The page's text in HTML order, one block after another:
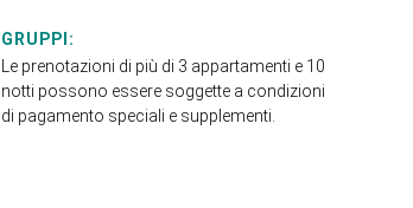
GRUPPI:
Le prenotazioni di più di 3 appartamenti e 10
notti possono essere soggette a condizioni
di pagamento speciali e supplementi.